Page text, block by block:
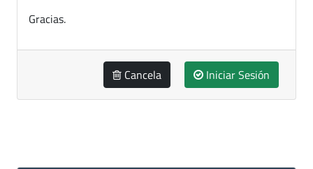
Gracias.
Cancela Iniciar Sesión